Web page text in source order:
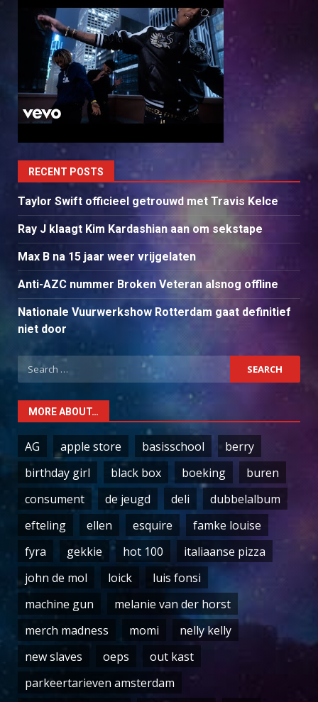
RECENT POSTS
Taylor Swift officieel getrouwd met Travis Kelce
Ray J klaagt Kim Kardashian aan om sekstape
Max B na 15 jaar weer vrijgelaten
Anti-AZC nummer Broken Veteran alsnog offline
Nationale Vuurwerkshow Rotterdam gaat definitief
niet door
Search
for:
MORE ABOUT…
AG apple store basisschool
berry
birthday girl
black box boeking
buren
consument
de jeugd deli
dubbelalbum
efteling
ellen esquire
famke louise
fyra
gekkie hot 100
italiaanse pizza
john de mol
loick
luis fonsi
machine gun
melanie van der horst
merch madness
momi
nelly kelly
new slaves
oeps
out kast
parkeertarieven amsterdam